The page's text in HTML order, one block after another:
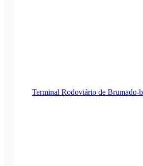
Terminal Rodoviário de Brumado-